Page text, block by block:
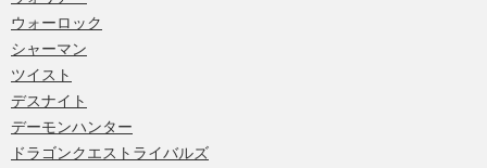
ウォーロック
シャーマン
ツイスト
デスナイト
デーモンハンター
ドラゴンクエストライバルズ